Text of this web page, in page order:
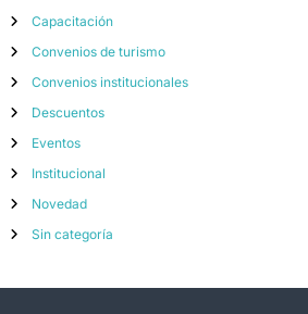
Capacitación
Convenios de turismo
Convenios institucionales
Descuentos
Eventos
Institucional
Novedad
Sin categoría